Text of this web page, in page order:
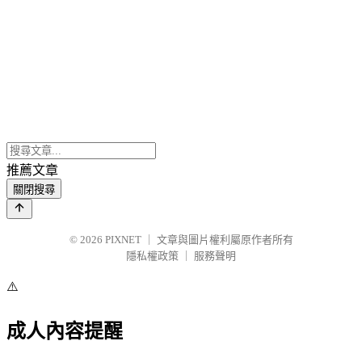
推薦文章
關閉搜尋
© 2026 PIXNET
文章與圖片權利屬原作者所有
隱私權政策
服務聲明
⚠️
成人內容提醒